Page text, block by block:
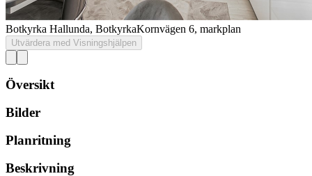
Botkyrka Hallunda, BotkyrkaKornvägen 6, markplan
Utvärdera med Visningshjälpen
Översikt
Bilder
Planritning
Beskrivning